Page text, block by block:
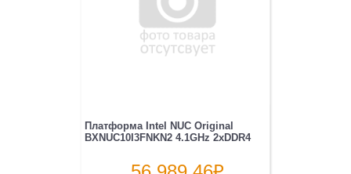
Платформа Intel NUC Original
BXNUC10I3FNKN2 4.1GHz 2xDDR4